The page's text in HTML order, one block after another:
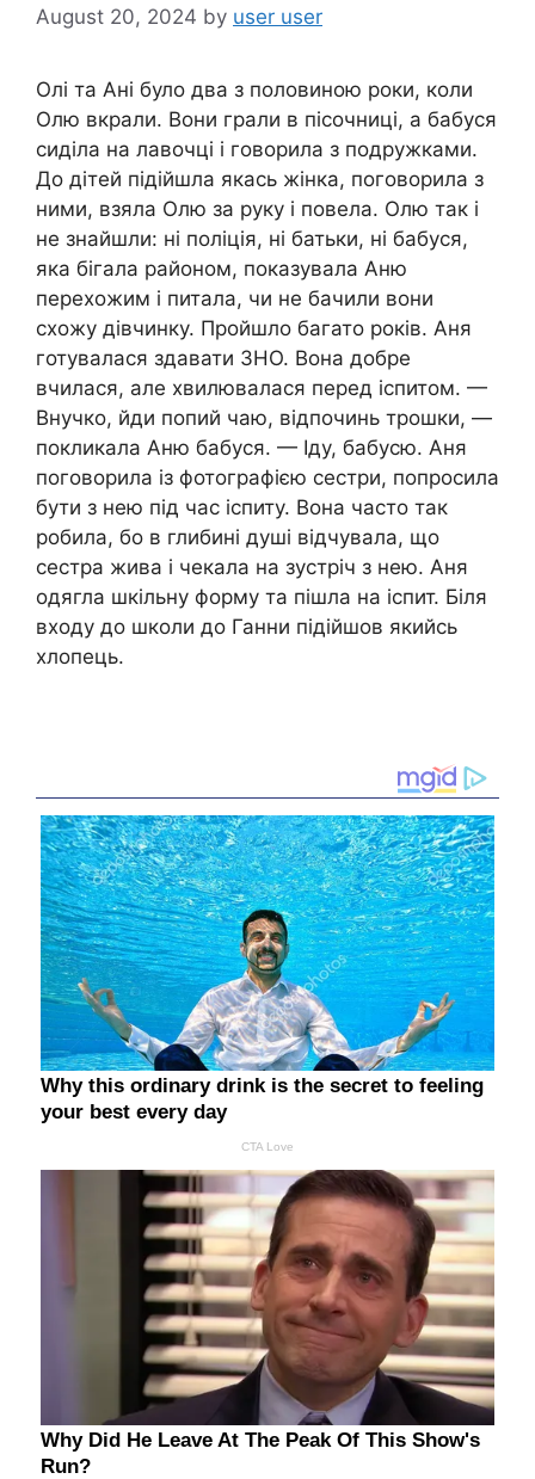
August 20, 2024 by user user
Олі та Ані було два з половиною роки, коли
Олю вкрали. Вони грали в пісочниці, а бабуся
сиділа на лавочці і говорила з подружками.
До дітей підійшла якась жінка, поговорила з
ними, взяла Олю за руку і повела. Олю так і
не знайшли: ні поліція, ні батьки, ні бабуся,
яка бігала районом, показувала Аню
перехожим і питала, чи не бачили вони
схожу дівчинку. Пройшло багато років. Аня
готувалася здавати ЗНО. Вона добре
вчилася, але хвилювалася перед іспитом. —
Внучко, йди попий чаю, відпочинь трошки, —
покликала Аню бабуся. — Іду, бабусю. Аня
поговорила із фотографією сестри, попросила
бути з нею під час іспиту. Вона часто так
робила, бо в глибині душі відчувала, що
сестра жива і чекала на зустріч з нею. Аня
одягла шкільну форму та пішла на іспит. Біля
входу до школи до Ганни підійшов якийсь
хлопець.